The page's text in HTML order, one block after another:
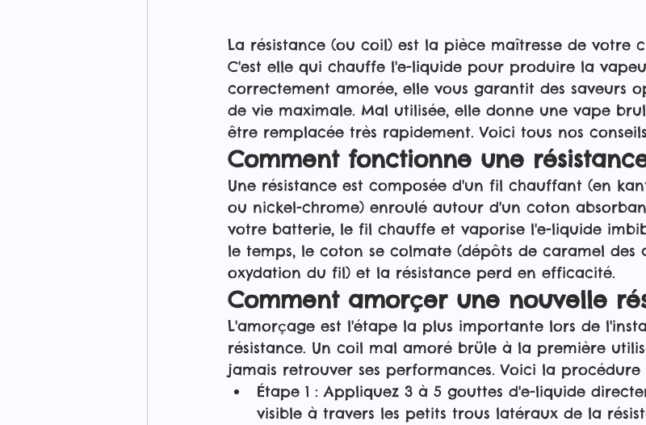
La résistance (ou coil) est la pièce maîtresse de votre
C'est elle qui chauffe l'e-liquide pour produire la
correctement amorée, elle vous garantit des saveurs
de vie maximale. Mal utilisée, elle donne une vape
être remplacée très rapidement. Voici tous nos
Comment fonctionne une
Une résistance est composée d'un fil chauffant (en
ou nickel-chrome) enroulé autour d'un coton
votre batterie, le fil chauffe et vaporise l'e-liquide
le temps, le coton se colmate (dépôts de caramel des
oxydation du fil) et la résistance perd en efficacité.
Comment amorçer une nouvelle
L'amorçage est l'étape la plus importante lors de
résistance. Un coil mal amoré brüle à la première
jamais retrouver ses performances. Voici la
Étape 1 : Appliquez 3 à 5 gouttes d'e-liquide
visible à travers les petits trous latéraux de la